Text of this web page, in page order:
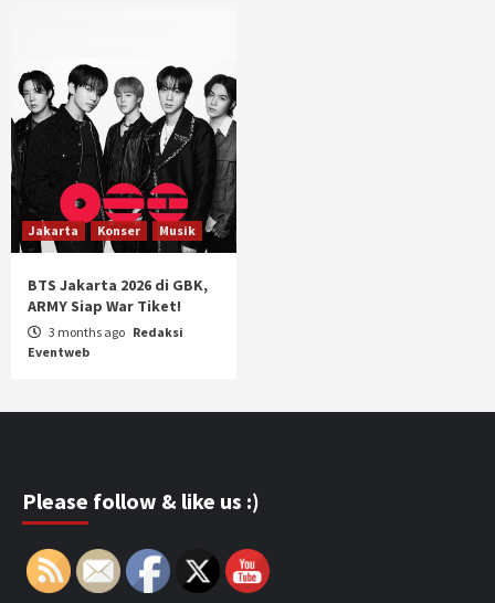
Jakarta Konser Musik
BTS Jakarta 2026 di GBK,
ARMY Siap War Tiket!
3 months ago Redaksi
Eventweb
Please follow & like us :)